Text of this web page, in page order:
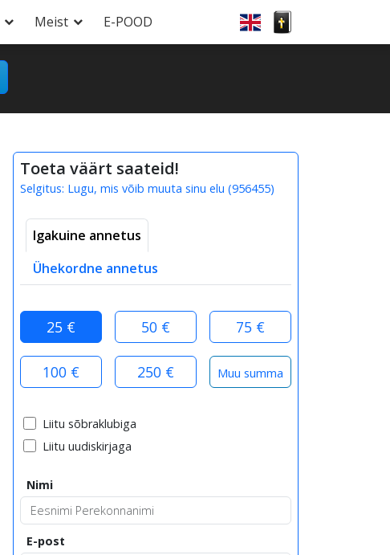
Meist E-POOD
Toeta väärt saateid!
Selgitus: Lugu, mis võib muuta sinu elu (956455)
Igakuine annetus
Ühekordne annetus
25 € 50 € 75 €
100 € 250 €
Liitu sõbraklubiga
Liitu uudiskirjaga
Nimi
E-post